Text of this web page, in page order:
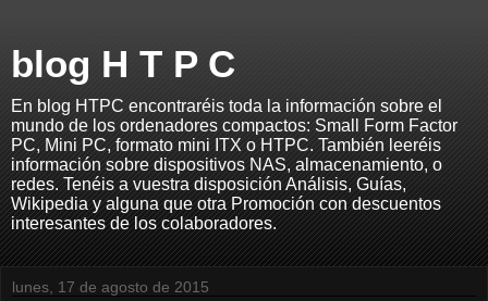
blog H T P C
En blog HTPC encontraréis toda la información sobre el
mundo de los ordenadores compactos: Small Form Factor
PC, Mini PC, formato mini ITX o HTPC. También leeréis
información sobre dispositivos NAS, almacenamiento, o
redes. Tenéis a vuestra disposición Análisis, Guías,
Wikipedia y alguna que otra Promoción con descuentos
interesantes de los colaboradores.
lunes, 17 de agosto de 2015